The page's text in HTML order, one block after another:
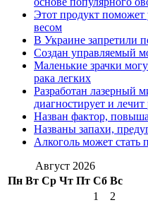
Этот продукт
весом
В Украине запретили
Создан управляемый
Маленькие зрачки
рака легких
Разработан лазерный
диагностирует и
Назван фактор,
Названы запахи,
Алкоголь может стать
Август 2026
Пн Вт Ср Чт Пт Сб Вс
1
2